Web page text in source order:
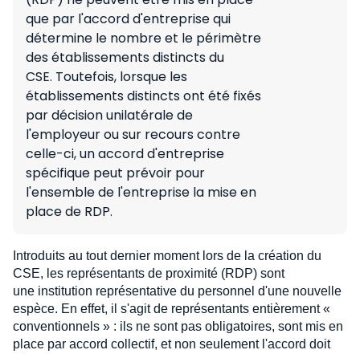
que par l'accord d'entreprise qui
détermine le nombre et le périmètre
des établissements distincts du
CSE. Toutefois, lorsque les
établissements distincts ont été fixés
par décision unilatérale de
l'employeur ou sur recours contre
celle-ci, un accord d'entreprise
spécifique peut prévoir pour
l'ensemble de l'entreprise la mise en
place de RDP.
Introduits au tout dernier moment lors de la création du
CSE, les représentants de proximité (RDP) sont
une institution représentative du personnel d'une nouvelle
espèce. En effet, il s'agit de représentants entièrement «
conventionnels » : ils ne sont pas obligatoires, sont mis en
place par accord collectif, et non seulement l'accord doit